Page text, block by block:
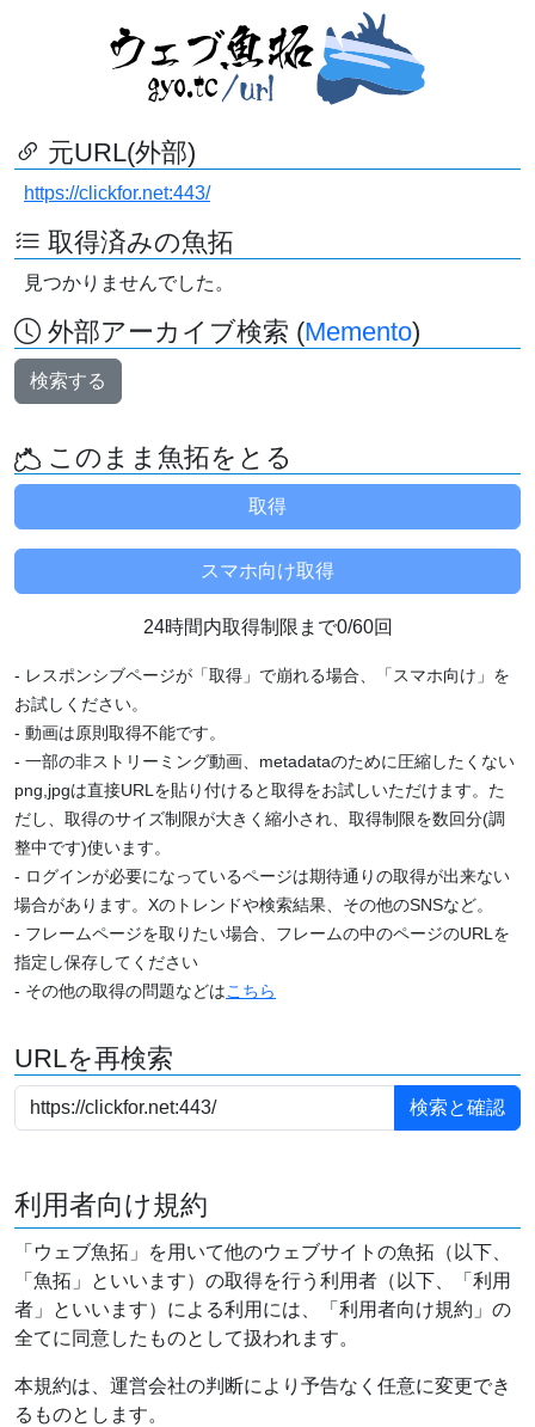
元URL(外部)
https://clickfor.net:443/
取得済みの魚拓
見つかりませんでした。
外部アーカイブ検索 (Memento)
検索する
このまま魚拓をとる
24時間内取得制限まで0/60回
- レスポンシブページが「取得」で崩れる場合、「スマホ向け」を
お試しください。
- 動画は原則取得不能です。
- 一部の非ストリーミング動画、metadataのために圧縮したくない
png,jpgは直接URLを貼り付けると取得をお試しいただけます。た
だし、取得のサイズ制限が大きく縮小され、取得制限を数回分(調
整中です)使います。
- ログインが必要になっているページは期待通りの取得が出来ない
場合があります。Xのトレンドや検索結果、その他のSNSなど。
- フレームページを取りたい場合、フレームの中のページのURLを
指定し保存してください
- その他の取得の問題などはこちら
URLを再検索
利用者向け規約
「ウェブ魚拓」を用いて他のウェブサイトの魚拓（以下、
「魚拓」といいます）の取得を行う利用者（以下、「利用
者」といいます）による利用には、「利用者向け規約」の
全てに同意したものとして扱われます。
本規約は、運営会社の判断により予告なく任意に変更でき
るものとします。